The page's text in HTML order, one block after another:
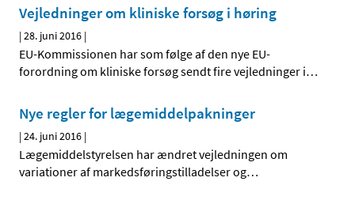
Vejledninger om kliniske forsøg i høring
|28. juni 2016 |
EU-Kommissionen har som følge af den nye EU-
forordning om kliniske forsøg sendt fire vejledninger i…
Nye regler for lægemiddelpakninger
|24. juni 2016 |
Lægemiddelstyrelsen har ændret vejledningen om
variationer af markedsføringstilladelser og…